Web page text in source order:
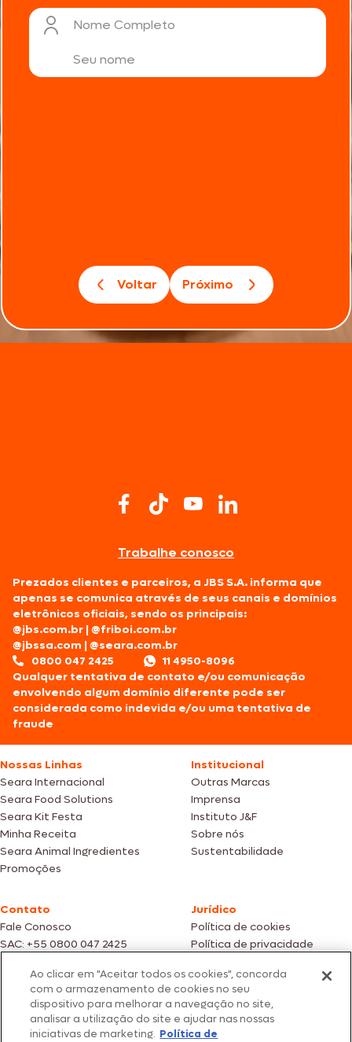
Nome Completo
Voltar Próximo
Trabalhe conosco
Prezados clientes e parceiros, a JBS S.A. informa que
apenas se comunica através de seus canais e domínios
eletrônicos oficiais, sendo os principais:
@jbs.com.br |@friboi.com.br
@jbssa.com |@seara.com.br
0800 047 2425
11 4950-8096
Qualquer tentativa de contato e/ou comunicação
envolvendo algum domínio diferente pode ser
considerada como indevida e/ou uma tentativa de
fraude
Nossas Linhas
Seara Internacional
Seara Food Solutions
Seara Kit Festa
Minha Receita
Seara Animal Ingredientes
Promoções
Institucional
Outras Marcas
Imprensa
Instituto J&F
Sobre nós
Sustentabilidade
Contato
Fale Conosco
SAC: +55 0800 047 2425
Jurídico
Política de cookies
Política de privacidade
Fotos meramente ilustrativas | Ofertas válidas enquanto durarem os
estoques dos nossos parceiros | Vendas sujeitas a análise e confirmação
de dados.
Os preços, promoções e condições de pagamento são válidos
exclusivamente para compras efetuadas em nossos parceiros.
Ao clicar em "Aceitar todos os cookies", concorda
com o armazenamento de cookies no seu
dispositivo para melhorar a navegação no site,
analisar a utilização do site e ajudar nas nossas
iniciativas de marketing. Política de